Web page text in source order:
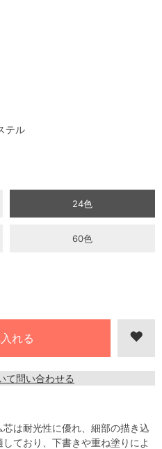
テル
24色
60色
て問い合わせる
は耐光性に優れ、細部の描き込
ており、下書きや重ね塗りによ